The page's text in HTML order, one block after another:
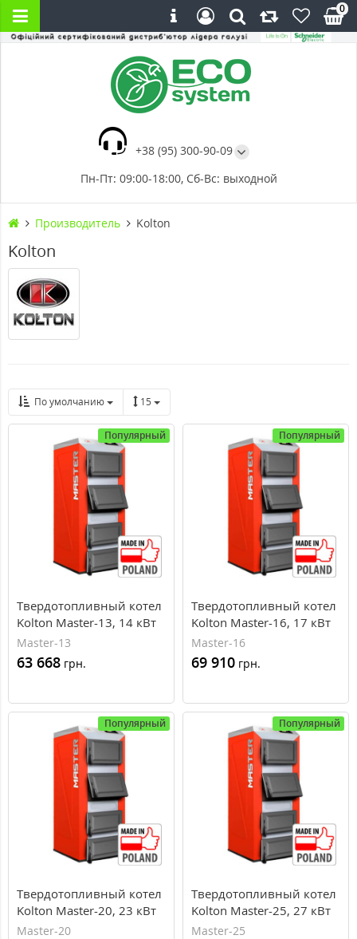
+38 (95) 300-90-09
Пн-Пт: 09:00-18:00, Сб-Вс: выходной
0
Производитель Kolton
Kolton
По умолчанию 15
Популярный
Твердотопливный котел
Kolton Master-13, 14 кВт
Master-13
63 668 грн.
Популярный
Твердотопливный котел
Kolton Master-16, 17 кВт
Master-16
69 910 грн.
Популярный
Твердотопливный котел
Kolton Master-20, 23 кВт
Master-20
Популярный
Твердотопливный котел
Kolton Master-25, 27 кВт
Master-25